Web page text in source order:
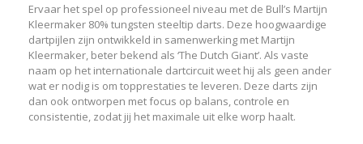
Ervaar het spel op professioneel niveau met de Bull’s Martijn
Kleermaker 80% tungsten steeltip darts. Deze hoogwaardige
dartpijlen zijn ontwikkeld in samenwerking met Martijn
Kleermaker, beter bekend als ‘The Dutch Giant’. Als vaste
naam op het internationale dartcircuit weet hij als geen ander
wat er nodig is om topprestaties te leveren. Deze darts zijn
dan ook ontworpen met focus op balans, controle en
consistentie, zodat jij het maximale uit elke worp haalt.